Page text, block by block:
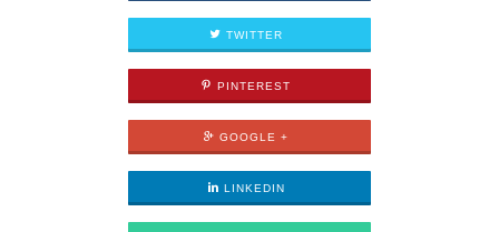
TWITTER
PINTEREST
GOOGLE +
LINKEDIN